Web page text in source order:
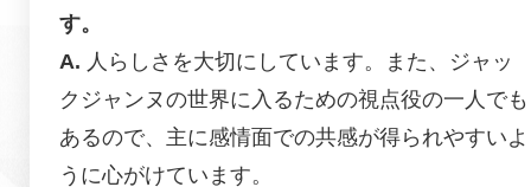
す。
人らしさを大切にしています。また、ジャッ
クジャンヌの世界に入るための視点役の一人でも
あるので、主に感情面での共感が得られやすいよ
うに心がけています。